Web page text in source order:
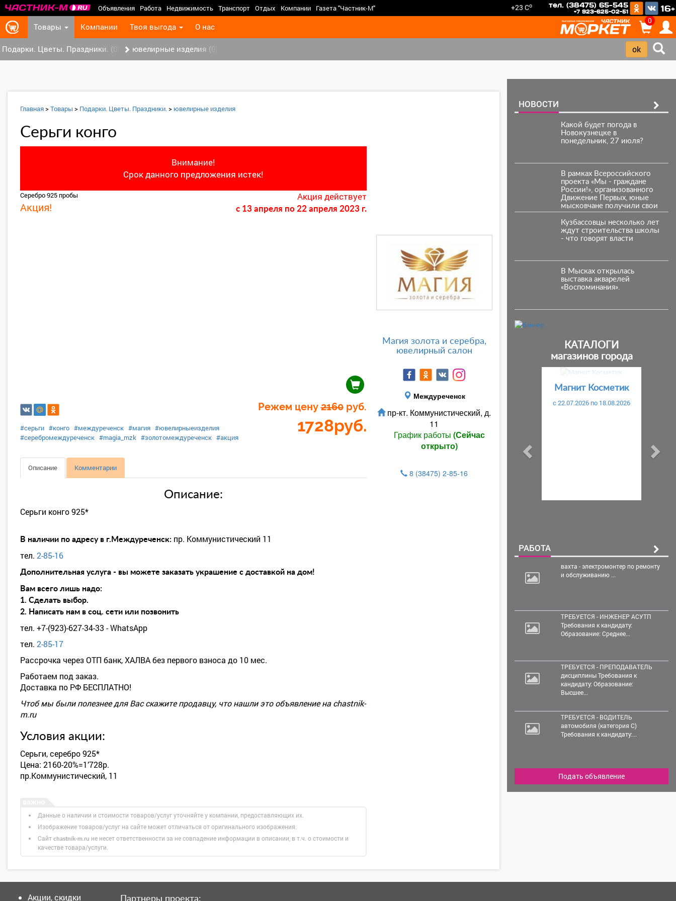
Объявления Работа Недвижимость Транспорт Отдых Компании Газета "Частник-М" +23 Co тел. (38475) 65-545
+7 923-625-02-51 16+
Товары Компании Твоя выгода О нас
0
>
Подарки. Цветы. Праздники. (0) ювелирные изделия (0)
Главная>Товары > Подарки. Цветы. Праздники.> ювелирные изделия
Серьги конго
Внимание!
Срок данного предложения истек!
Серебро 925 пробы
Акция!
Акция действует
c 13 апреля по 22 апреля 2023 г.
Режем цену2160руб.
1728руб.
#серьги #конго #междуреченск #магия #ювелирныеизделия
#серебромеждуреченск #magia_mzk #золотомеждуреченск #акция
Описание Комментарии
Описание:
Серьги конго 925*
В наличии по адресу в г.Междуреченск: пр. Коммунистический 11
тел. 2-85-16
Дополнительная услуга - вы можете заказать украшение с доставкой на дом!
Вам всего лишь надо:
1. Сделать выбор.
2. Написать нам в соц. сети или позвонить
тел. +7-(923)-627-34-33 - WhatsApp
тел. 2-85-17
Рассрочка через ОТП банк, ХАЛВА без первого взноса до 10 мес.
Работаем под заказ.
Доставка по РФ БЕСПЛАТНО!
Чтоб мы были полезнее для Вас скажите продавцу, что нашли это объявление на chastnik-
m.ru
Условия акции:
Серьги, серебро 925*
Цена: 2160-20%=1’728р.
пр.Коммунистический, 11
Данные о наличии и стоимости товаров/услуг уточняйте у компании, предоставляющих их.
Изображение товаров/услуг на сайте может отличаться от оригинального изображения.
Сайт chastnik-m.ru не несет ответственности за не совпадение информации в описании, в т.ч. о стоимости и
качестве товара/услуги.
Магия золота и серебра,
ювелирный салон
Междуреченск
пр-кт. Коммунистический, д.
11
График работы (Сейчас
открыто)
8 (38475) 2-85-16
НОВОСТИ
Какой будет погода в
Новокузнецке в
понедельник, 27 июля?
В рамках Всероссийского
проекта «Мы - граждане
России!», организованного
Движение Первых, юные
мысковчане получили свои
первые паспорта.
Кузбассовцы несколько лет
ждут строительства школы
- что говорят власти
В Мысках открылась
выставка акварелей
«Воспоминания».
КАТАЛОГИ
магазинов города
Магнит Косметик
c 22.07.2026 по 18.08.2026
Предыдущий
РАБОТА
вахта - электромонтер по ремонту
и обслуживанию ...
ТРЕБУЕТСЯ - ИНЖЕНЕР АСУТП
Требования к кандидату:
Образование: Среднее...
ТРЕБУЕТСЯ - ПРЕПОДАВАТЕЛЬ
дисциплины Требования к
кандидату: Образование:
Высшее...
ТРЕБУЕТСЯ - ВОДИТЕЛЬ
автомобиля (категория С)
Требования к кандидату:...
Подать объявление
Акции, скидки Партнеры проекта: